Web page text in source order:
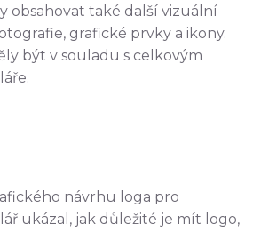
obsahovat také další vizuální
grafické prvky a ikony.
být v souladu s celkovým
návrhu loga pro
ukázal, jak důležité je mít logo,